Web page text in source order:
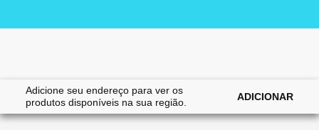
Adicione seu endereço para ver os
produtos disponíveis na sua região.
ADICIONAR
Home|Cães|Acessórios